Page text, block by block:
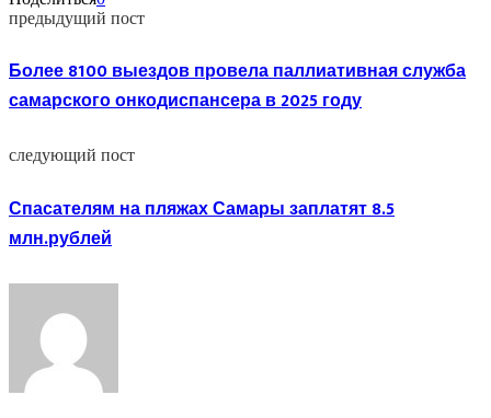
предыдущий пост
Более 8100 выездов провела паллиативная служба
самарского онкодиспансера в 2025 году
следующий пост
Спасателям на пляжах Самары заплатят 8.5
млн.рублей